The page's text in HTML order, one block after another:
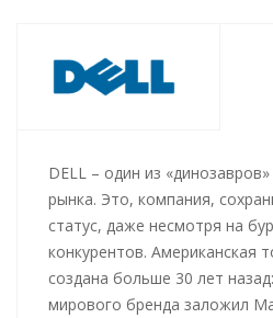
DELL – один из
рынка. Это, компания,
статус, даже несмотря на
конкурентов. Американская
создана больше 30 лет
мирового бренда заложил